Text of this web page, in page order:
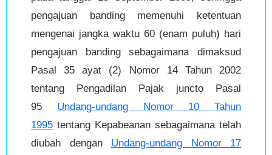
pengajuan banding memenuhi ketentuan
mengenai jangka waktu 60 (enam puluh) hari
pengajuan banding sebagaimana dimaksud
Pasal 35 ayat (2) Nomor 14 Tahun 2002
tentang Pengadilan Pajak juncto Pasal
95 Undang-undang Nomor 10 Tahun
1995 tentang Kepabeanan sebagaimana telah
diubah dengan Undang-undang Nomor 17